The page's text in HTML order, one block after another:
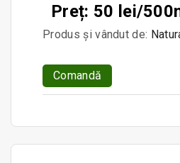
Preț: 50 lei/
Produs și vândut de:
Comandă